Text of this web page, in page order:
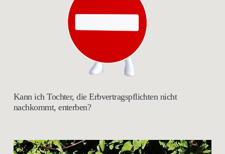
Kann ich Tochter, die Erbvertragspflichten nicht
nachkommt, enterben?